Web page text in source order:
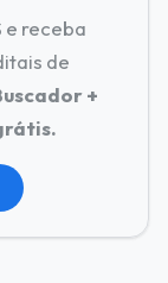
e receba
de
+